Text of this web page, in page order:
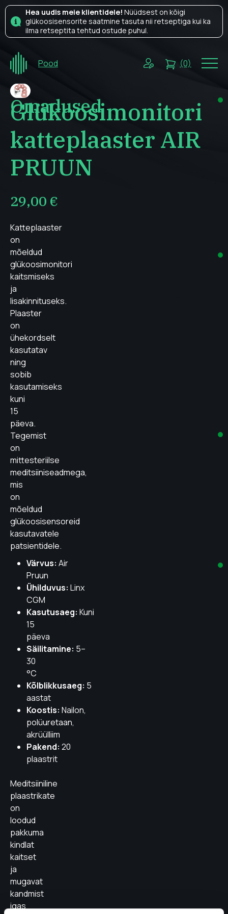
Hea uudis meie klientidele! Nüüdsest on kõigi
glükoosisensorite saatmine tasuta nii retseptiga kui ka
ilma retseptita tehtud ostude puhul.
Pood (0)
Glükoosimonitori
katteplaaster AIR
PRUUN
29,00 €
Katteplaaster
on
mõeldud
glükoosimonitori
kaitsmiseks
ja
lisakinnituseks.
Plaaster
on
ühekordselt
kasutatav
ning
sobib
kasutamiseks
kuni
15
päeva.
Tegemist
on
mittesteriilse
meditsiiniseadmega,
mis
on
mõeldud
glükoosisensoreid
kasutavatele
patsientidele.
Värvus: Air
Pruun
Ühilduvus: Linx
CGM
Kasutusaeg: Kuni
15
päeva
Säilitamine: 5–
30
°C
Kõlblikkusaeg: 5
aastat
Koostis: Nailon,
polüuretaan,
akrüülliim
Pakend: 20
plaastrit
Meditsiiniline
plaastrikate
on
loodud
pakkuma
kindlat
kaitset
ja
mugavat
kandmist
igas
Omadused